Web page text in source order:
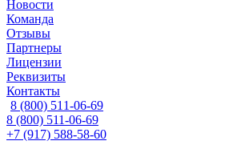
Новости
Команда
Отзывы
Партнеры
Лицензии
Реквизиты
Контакты
8 (800) 511-06-69
8 (800) 511-06-69
+7 (917) 588-58-60